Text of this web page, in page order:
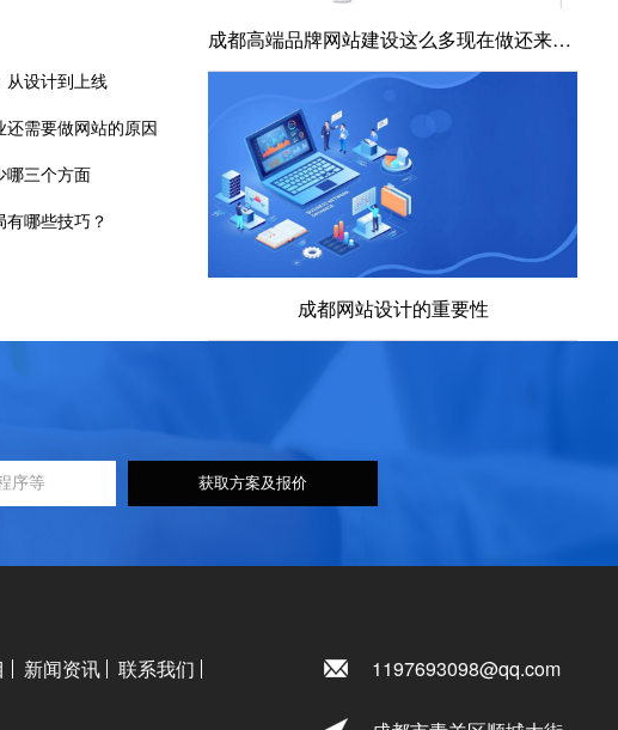
从设计到上线
需要做网站的原因
哪三个方面
哪些技巧？
成都高端品牌网站建设这么多现在做还来得及吗
成都网站设计的重要性
获取方案及报价
新闻资讯
联系我们
1197693098@qq.com